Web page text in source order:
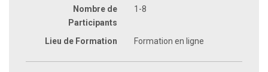
Nombre de
Participants
1-8
Lieu de Formation Formation en ligne